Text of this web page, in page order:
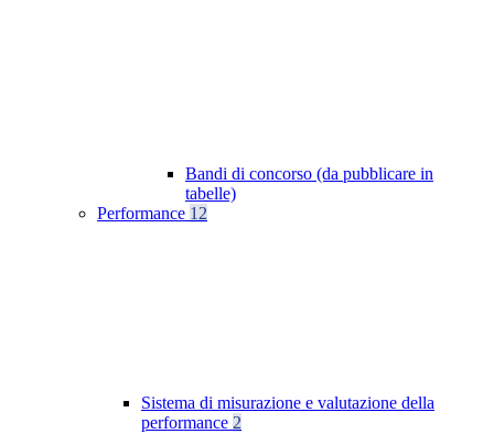
Bandi di concorso (da pubblicare in
tabelle)
Performance 12
Sistema di misurazione e valutazione della
performance 2